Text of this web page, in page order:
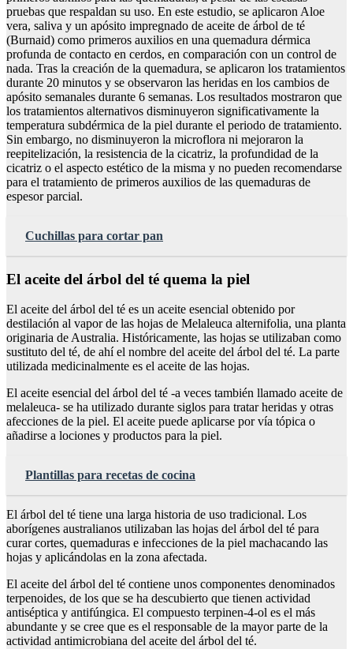
pruebas que respaldan su uso. En este estudio, se aplicaron Aloe
vera, saliva y un apósito impregnado de aceite de árbol de té
(Burnaid) como primeros auxilios en una quemadura dérmica
profunda de contacto en cerdos, en comparación con un control de
nada. Tras la creación de la quemadura, se aplicaron los tratamientos
durante 20 minutos y se observaron las heridas en los cambios de
apósito semanales durante 6 semanas. Los resultados mostraron que
los tratamientos alternativos disminuyeron significativamente la
temperatura subdérmica de la piel durante el periodo de tratamiento.
Sin embargo, no disminuyeron la microflora ni mejoraron la
reepitelización, la resistencia de la cicatriz, la profundidad de la
cicatriz o el aspecto estético de la misma y no pueden recomendarse
para el tratamiento de primeros auxilios de las quemaduras de
espesor parcial.
Cuchillas para cortar pan
El aceite del árbol del té quema la piel
El aceite del árbol del té es un aceite esencial obtenido por
destilación al vapor de las hojas de Melaleuca alternifolia, una planta
originaria de Australia. Históricamente, las hojas se utilizaban como
sustituto del té, de ahí el nombre del aceite del árbol del té. La parte
utilizada medicinalmente es el aceite de las hojas.
El aceite esencial del árbol del té -a veces también llamado aceite de
melaleuca- se ha utilizado durante siglos para tratar heridas y otras
afecciones de la piel. El aceite puede aplicarse por vía tópica o
añadirse a lociones y productos para la piel.
Plantillas para recetas de cocina
El árbol del té tiene una larga historia de uso tradicional. Los
aborígenes australianos utilizaban las hojas del árbol del té para
curar cortes, quemaduras e infecciones de la piel machacando las
hojas y aplicándolas en la zona afectada.
El aceite del árbol del té contiene unos componentes denominados
terpenoides, de los que se ha descubierto que tienen actividad
antiséptica y antifúngica. El compuesto terpinen-4-ol es el más
abundante y se cree que es el responsable de la mayor parte de la
actividad antimicrobiana del aceite del árbol del té.